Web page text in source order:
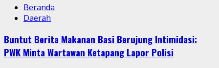
Beranda
Daerah
Buntut Berita Makanan Basi Berujung Intimidasi:
PWK Minta Wartawan Ketapang Lapor Polisi